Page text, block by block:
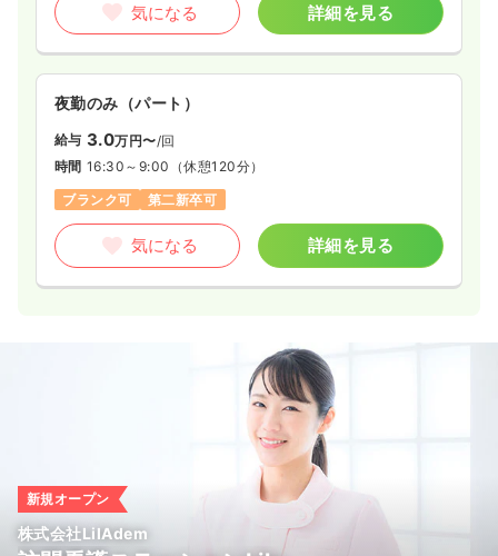
気になる 詳細を見る
夜勤のみ（パート）
給与 3.0万円〜/回
時間 16:30～9:00 （休憩120分）
ブランク可
第二新卒可
気になる 詳細を見る
新規オープン
株式会社LilAdem